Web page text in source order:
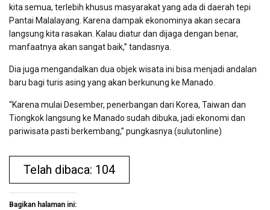
kita semua, terlebih khusus masyarakat yang ada di daerah tepi
Pantai Malalayang. Karena dampak ekonominya akan secara
langsung kita rasakan. Kalau diatur dan dijaga dengan benar,
manfaatnya akan sangat baik,” tandasnya.
Dia juga mengandalkan dua objek wisata ini bisa menjadi andalan
baru bagi turis asing yang akan berkunung ke Manado.
“Karena mulai Desember, penerbangan dari Korea, Taiwan dan
Tiongkok langsung ke Manado sudah dibuka, jadi ekonomi dan
pariwisata pasti berkembang,” pungkasnya.(sulutonline)
Telah dibaca: 104
Bagikan halaman ini: